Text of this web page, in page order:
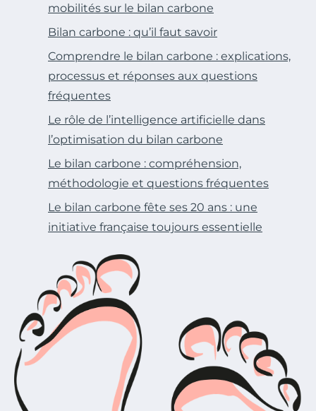
mobilités sur le bilan carbone
Bilan carbone : qu’il faut savoir
Comprendre le bilan carbone : explications,
processus et réponses aux questions
fréquentes
Le rôle de l’intelligence artificielle dans
l’optimisation du bilan carbone
Le bilan carbone : compréhension,
méthodologie et questions fréquentes
Le bilan carbone fête ses 20 ans : une
initiative française toujours essentielle